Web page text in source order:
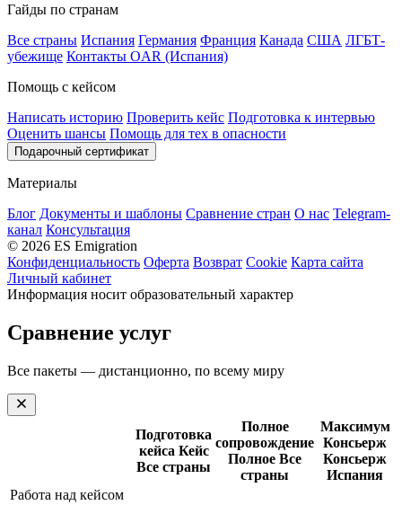
Гайды по странам
Все страны Испания Германия Франция Канада США ЛГБТ-
убежище Контакты OAR (Испания)
Помощь с кейсом
Написать историю Проверить кейс Подготовка к интервью
Оценить шансы Помощь для тех в опасности
Подарочный сертификат
Материалы
Блог Документы и шаблоны Сравнение стран О нас Telegram-
канал Консультация
© 2026 ES Emigration
Конфиденциальность Оферта Возврат Cookie Карта сайта
Личный кабинет
Информация носит образовательный характер
Сравнение услуг
Все пакеты — дистанционно, по всему миру
Подготовка
кейса Кейс
Все страны
Полное
сопровождение
Полное Все
страны
Максимум
Консьерж
Консьерж
Испания
Работа над кейсом